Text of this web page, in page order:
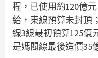
程，已使用約120億
給，東線預算未封頂
線3線最初預算125億
是媽閣線最後造價35